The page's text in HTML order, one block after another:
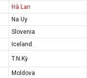
Hà Lan
Na Uy
Slovenia
Iceland
T.N.Kỳ
Moldova